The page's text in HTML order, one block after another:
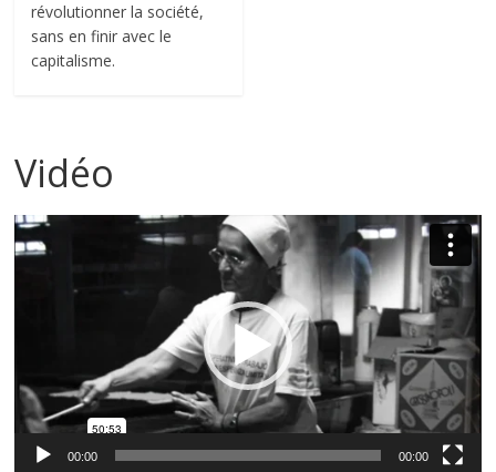
révolutionner la société,
sans en finir avec le
capitalisme.
Vidéo
Lecteur
vidéo
00:00 00:00